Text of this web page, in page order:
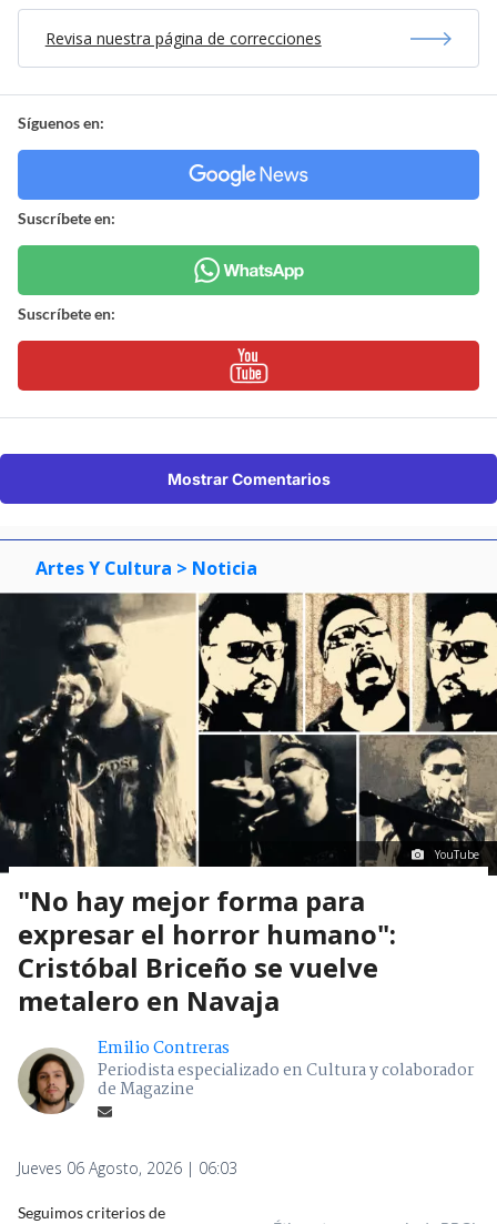
Revisa nuestra página de correcciones
Síguenos en:
Suscríbete en:
Suscríbete en:
Mostrar Comentarios
Artes Y Cultura > Noticia
YouTube
"No hay mejor forma para
expresar el horror humano":
Cristóbal Briceño se vuelve
metalero en Navaja
Emilio Contreras
Periodista especializado en Cultura y colaborador
de Magazine
Jueves 06 Agosto, 2026 | 06:03
Seguimos criterios de